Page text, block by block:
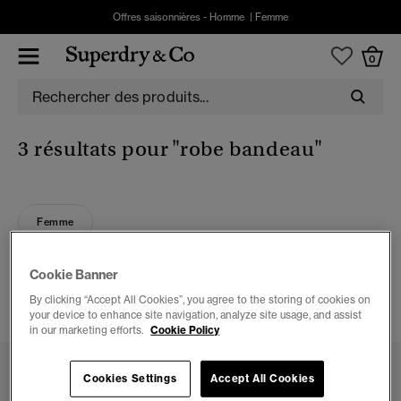
Offres saisonnières - Homme Femme
0
3 résultats pour"robe bandeau"
Femme
FILTRER ET TRIER
Cookie Banner
By clicking “Accept All Cookies”, you agree to the storing of cookies on
your device to enhance site navigation, analyze site usage, and assist
in our marketing efforts. Cookie Policy
Cookies Settings Accept All Cookies